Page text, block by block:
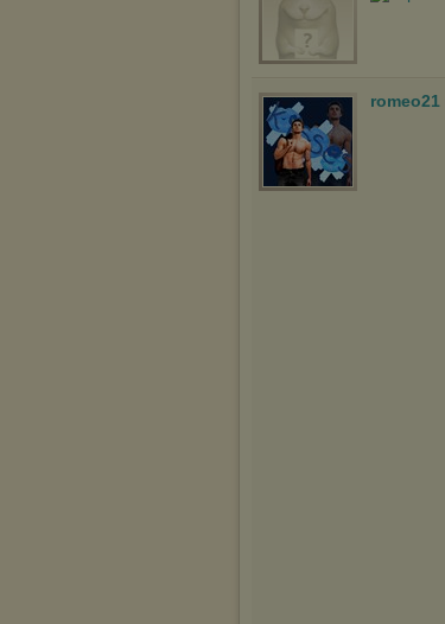
romeo21